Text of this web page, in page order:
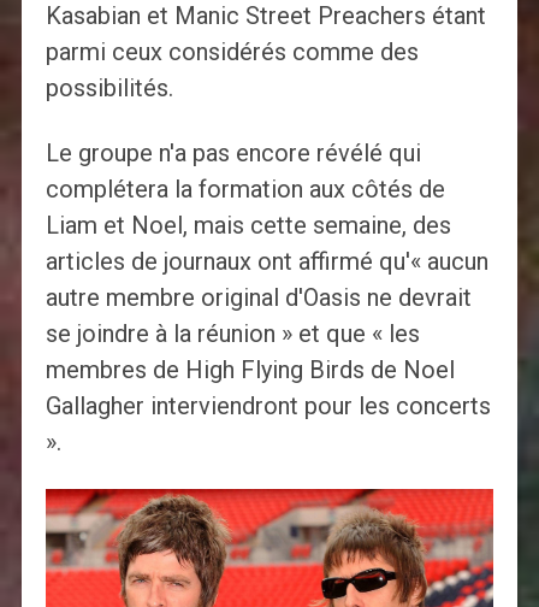
Kasabian et Manic Street Preachers étant
parmi ceux considérés comme des
possibilités.
Le groupe n'a pas encore révélé qui
complétera la formation aux côtés de
Liam et Noel, mais cette semaine, des
articles de journaux ont affirmé qu'« aucun
autre membre original d'Oasis ne devrait
se joindre à la réunion » et que « les
membres de High Flying Birds de Noel
Gallagher interviendront pour les concerts
».